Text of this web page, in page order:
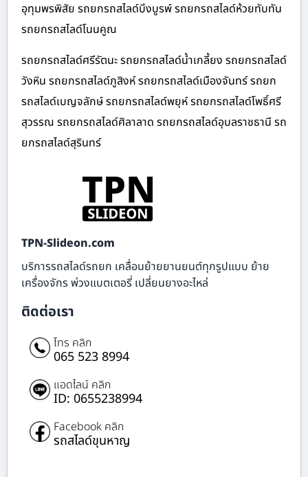
อุทุมพรพิสัย รถยกรถสไลด์บึงบูรพ์ รถยกรถสไลด์ห้วยทับทัน
รถยกรถสไลด์โนนคูณ
รถยกรถสไลด์ศรีรัตนะ รถยกรถสไลด์น้ำเกลี้ยง รถยกรถสไลด์
วังหิน รถยกรถสไลด์ภูสิงห์ รถยกรถสไลด์เมืองจันทร์ รถยก
รถสไลด์เบญจลักษ์ รถยกรถสไลด์พยุห์ รถยกรถสไลด์โพธิ์ศรี
สุวรรณ รถยกรถสไลด์ศิลาลาด รถยกรถสไลด์อุบลราชธานี รถ
ยกรถสไลด์สุรินทร์
TPN-Slideon.com
บริการรถสไลด์รถยก เคลื่อนย้ายยานยนต์ทุกรูปแบบ ย้าย
เครื่องจักร พ่วงแบตเตอรี่ เปลี่ยนยางอะไหล่
ติดต่อเรา
โทร คลิก
065 523 8994
แอดไลน์ คลิก
ID: 0655238994
Facebook คลิก
รถสไลด์ขุนหาญ